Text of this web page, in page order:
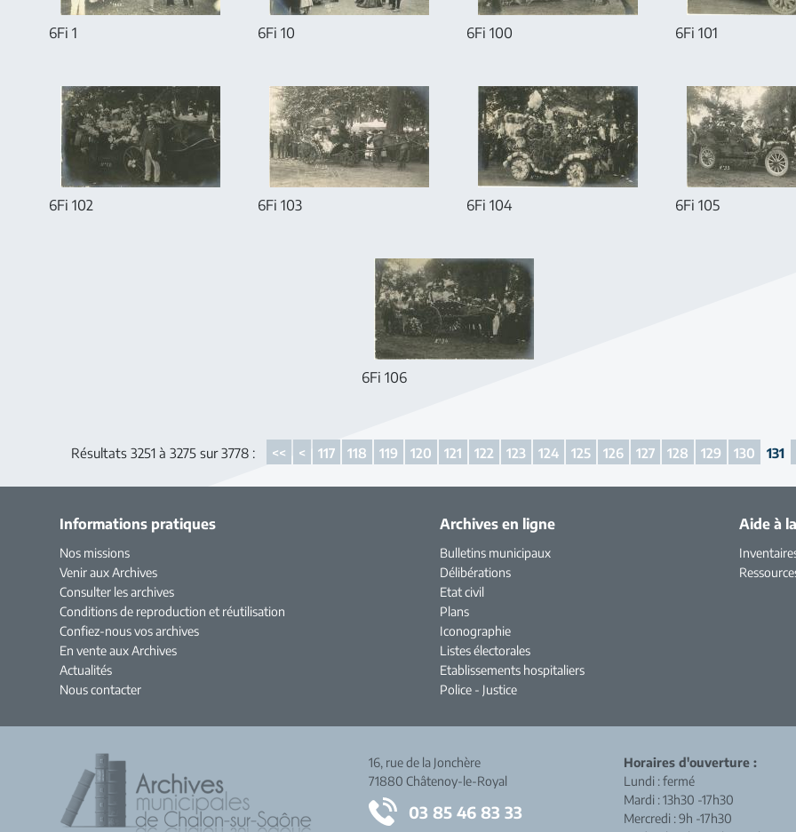
6Fi 1 6Fi 10 6Fi 100 6Fi 101
6Fi 102 6Fi 103 6Fi 104 6Fi 105
6Fi 106
Résultats 3251 à 3275 sur 3778 : << < 117 118 119 120 121 122 123 124 125 126 127 128 129 130 131
Informations pratiques
Nos missions
Venir aux Archives
Consulter les archives
Conditions de reproduction et réutilisation
Confiez-nous vos archives
En vente aux Archives
Actualités
Nous contacter
Archives en ligne
Bulletins municipaux
Délibérations
Etat civil
Plans
Iconographie
Listes électorales
Etablissements hospitaliers
Police - Justice
Aide à
16, rue de la Jonchère
71880 Châtenoy-le-Royal
03 85 46 83 33
Horaires d'ouverture :
Lundi : fermé
Mardi : 13h30 -17h30
Mercredi : 9h -17h30